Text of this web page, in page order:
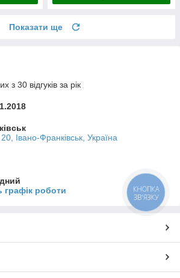
Показати ще
з 30 відгуків за рік
Івано-Франківськ, Україна
графік роботи
КНОПКА
ЗВ'ЯЗКУ